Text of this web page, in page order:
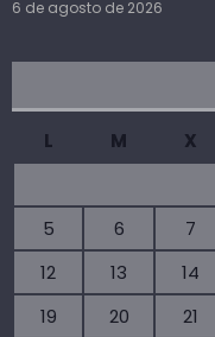
6 de agosto de 2026
L M X
5
6 7
12
13 14
19
20 21